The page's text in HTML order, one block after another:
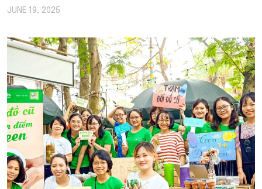
JUNE 19, 2025